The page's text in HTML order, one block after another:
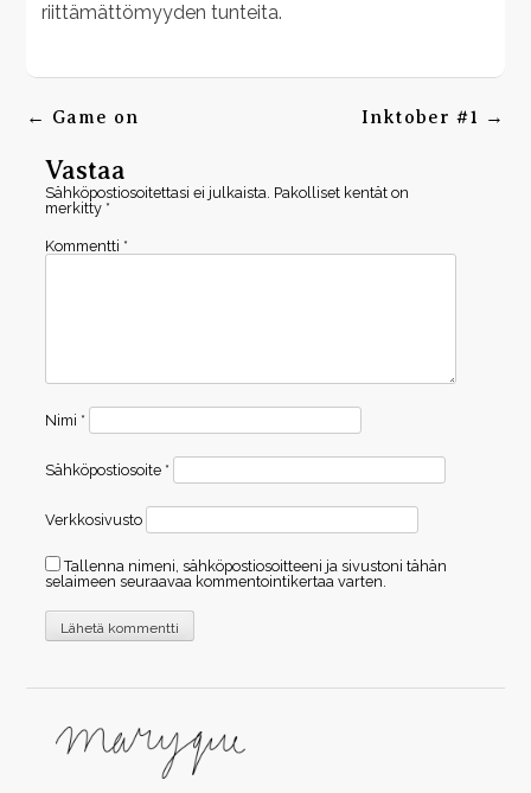
riittämättömyyden tunteita.
navigation
← Game on Inktober #1 →
Vastaa
Sähköpostiosoitettasi ei julkaista. Pakolliset kentät on
merkitty *
Kommentti *
Nimi *
Sähköpostiosoite *
Verkkosivusto
Tallenna nimeni, sähköpostiosoitteeni ja sivustoni tähän
selaimeen seuraavaa kommentointikertaa varten.